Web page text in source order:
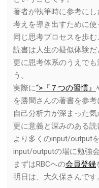
著者が執筆時に参考にし
考えを導き出すために使
同じ思考プロセスを歩む
読書は人生の疑似体験だ
更に思考体系のうえで
う。
実際に“>『７つの習慣』
を勝間さんの著書を参考
自己分析力が深まった気
更に意義と深みのある読
より多くのinput/output
input/outputの場に勉強
まずはRBCへの会員登録
明日は、大久保さんです